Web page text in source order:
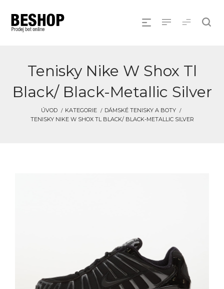
Tenisky Nike W Shox Tl
Black/ Black-Metallic Silver
ÚVOD KATEGORIE
DÁMSKÉ TENISKY A BOTY
TENISKY NIKE W SHOX TL BLACK/ BLACK-METALLIC SILVER